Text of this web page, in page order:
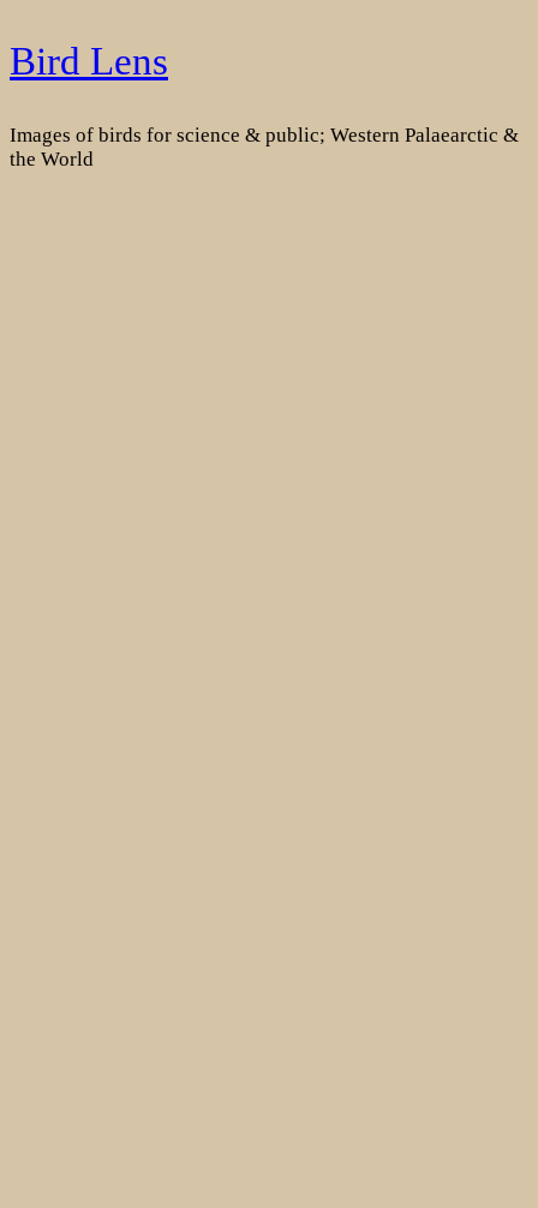
Skip
to
Bird Lens
Images of birds for science & public; Western Palaearctic &
the World